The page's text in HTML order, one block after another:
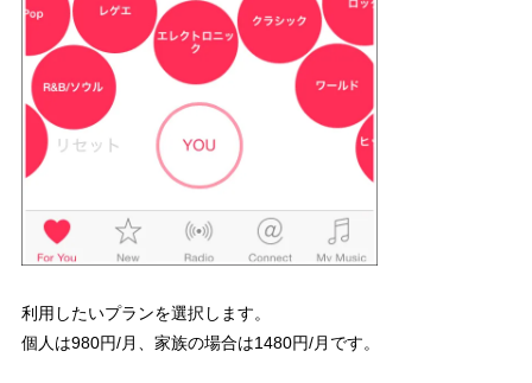
利用したいプランを選択します。
個人は980円/月、家族の場合は1480円/月です。